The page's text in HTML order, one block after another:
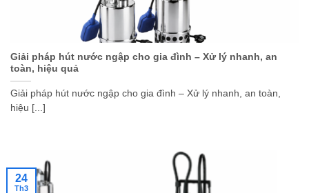
Giải pháp hút nước ngập cho gia đình – Xử lý nhanh, an
toàn, hiệu quả
Giải pháp hút nước ngập cho gia đình – Xử lý nhanh, an toàn,
hiệu [...]
24
Th3